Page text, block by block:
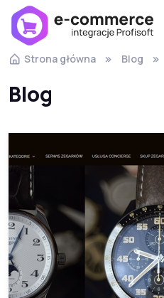
Strona główna Blog
Blog